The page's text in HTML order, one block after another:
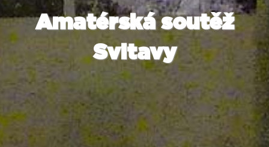
Amatérská soutěž
Svitavy